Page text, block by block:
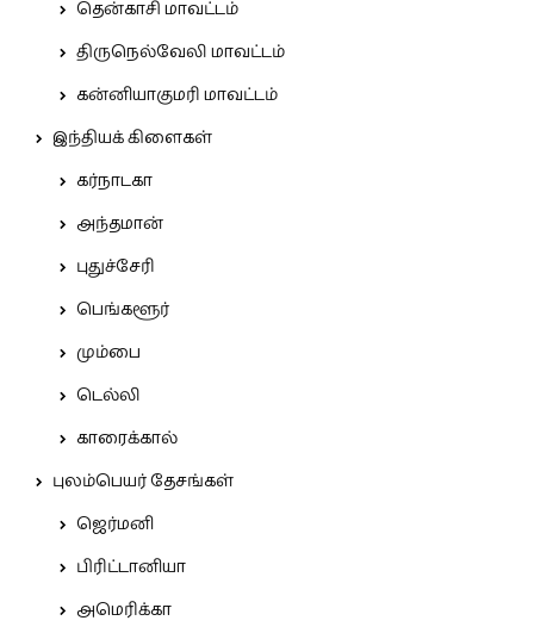
தென்காசி மாவட்டம்
திருநெல்வேலி மாவட்டம்
கன்னியாகுமரி மாவட்டம்
இந்தியக் கிளைகள்
கர்நாடகா
அந்தமான்
புதுச்சேரி
பெங்களூர்
மும்பை
டெல்லி
காரைக்கால்
புலம்பெயர் தேசங்கள்
ஜெர்மனி
பிரிட்டானியா
அமெரிக்கா